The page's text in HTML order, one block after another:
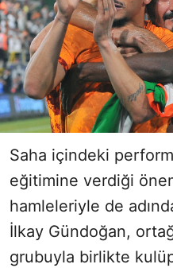
Saha içindeki
eğitimine verdiği
hamleleriyle de
İlkay Gündoğan,
grubuyla birlikte